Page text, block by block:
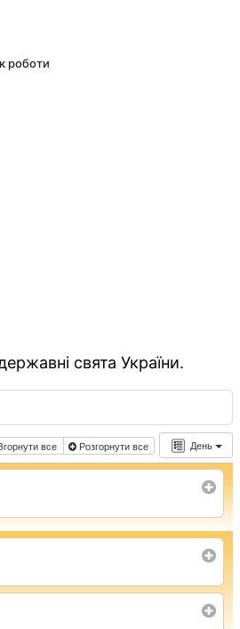
роботи
свята України.
День
все Розгорнути все